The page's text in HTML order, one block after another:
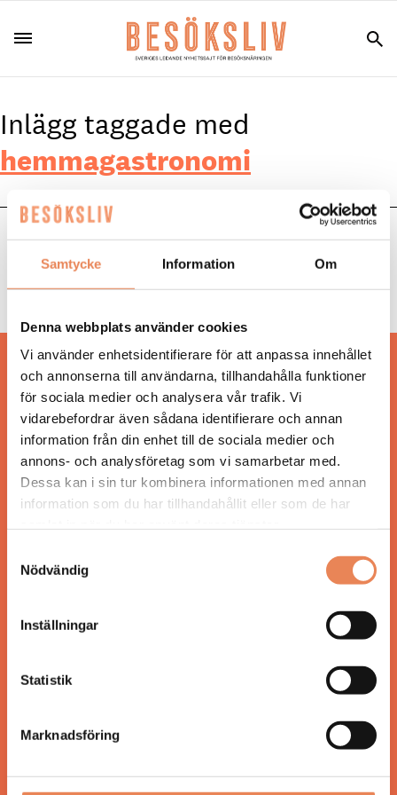
Samtycke Information Om
Denna webbplats använder cookies
Vi använder enhetsidentifierare för att anpassa innehållet
och annonserna till användarna, tillhandahålla funktioner
för sociala medier och analysera vår trafik. Vi
vidarebefordrar även sådana identifierare och annan
information från din enhet till de sociala medier och
annons- och analysföretag som vi samarbetar med.
Dessa kan i sin tur kombinera informationen med annan
information som du har tillhandahållit eller som de har
Nödvändig
Inställningar
Statistik
Marknadsföring
Inlägg taggade med
hemmagastronomi
NYHETER | 21 november 2022
Hemmagastronomi utvecklar konceptet
Helggourmet
Hos oss läser du landets mest uppdaterade
nyheter och snackisar inom besöksnäringen.
Besöksliv i sin tryckta form är ett affärsmagasin
för ägare och ledare inom besöksnäringen.
Tidningen ges ut av
Visita .
Spoon, Brännkyrkagatan 64